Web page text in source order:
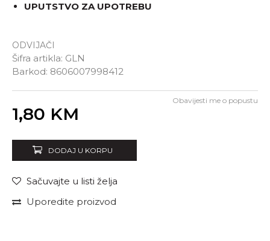
ODVIJAČI
Šifra artikla: GLN
Barkod: 8606007998412
UPUTSTVO ZA UPOTREBU
1,80 KM
Obavijesti me o popustu
DODAJ U KORPU
Sačuvajte u listi želja
Uporedite proizvod